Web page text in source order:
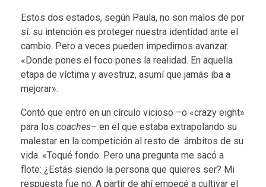
Estos dos estados, según Paula, no son malos de por
sí: su intención es proteger nuestra identidad ante el
cambio. Pero a veces pueden impedirnos avanzar.
«Donde pones el foco pones la realidad. En aquella
etapa de víctima y avestruz, asumí que jamás iba a
mejorar».
Contó que entró en un círculo vicioso –o «crazy eight»
para los coaches– en el que estaba extrapolando su
malestar en la competición al resto de ámbitos de su
vida. «Toqué fondo. Pero una pregunta me sacó a
flote: ¿Estás siendo la persona que quieres ser? Mi
respuesta fue no. A partir de ahí empecé a cultivar el